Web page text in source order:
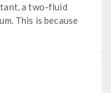
a two-fluid
This is because